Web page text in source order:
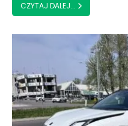
CZYTAJ DALEJ...